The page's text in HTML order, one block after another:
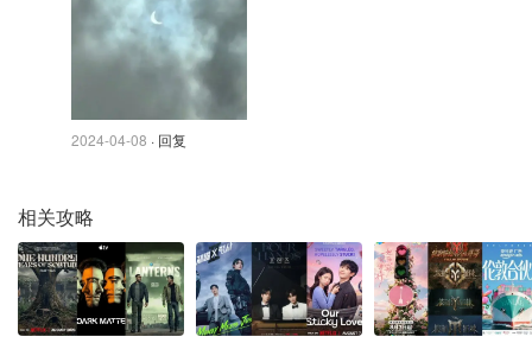
图片来自@X截图，版权属原作者
安省今天乌云密布，仅能从云缝中看到日食，一眼看过去，
以为是弦月挂天边。
2024-04-08 · 回复
相关攻略